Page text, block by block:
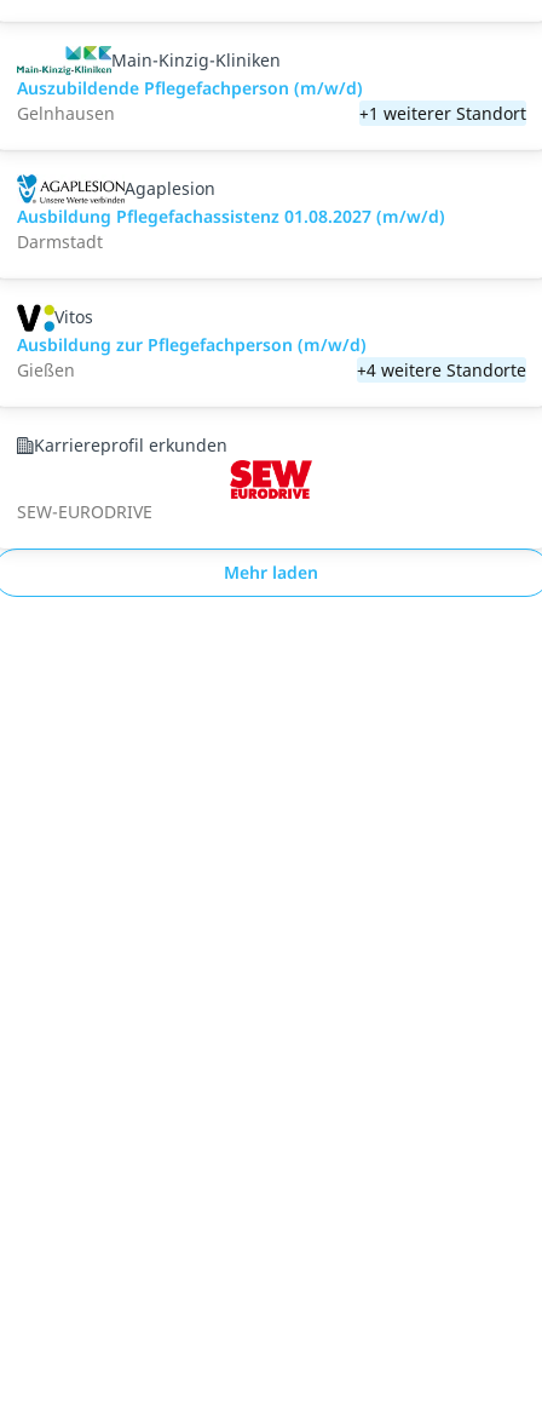
Main-Kinzig-Kliniken
Auszubildende Pflegefachperson (m/w/d)
Gelnhausen
+1 weiterer Standort
Agaplesion
Ausbildung Pflegefachassistenz 01.08.2027 (m/w/d)
Darmstadt
Vitos
Ausbildung zur Pflegefachperson (m/w/d)
Gießen
+4 weitere Standorte
Karriereprofil erkunden
SEW-EURODRIVE
Mehr laden